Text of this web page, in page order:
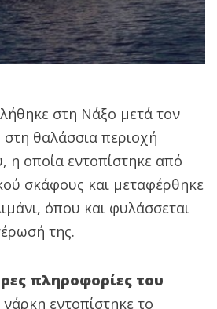
στη Νάξο μετά τον
θαλάσσια περιοχή
η οποία εντοπίστηκε από
σκάφους και μεταφέρθηκε
όπου και φυλάσσεται
της.
πληροφορίες του
νάρκη εντοπίστηκε το